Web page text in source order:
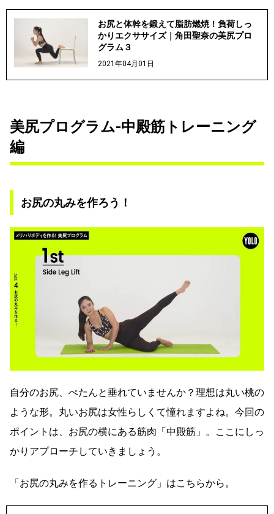
お尻と体幹を鍛えて脂肪燃焼！負荷しっ
かりエクササイズ｜角田聖奈の美尻プロ
グラム３
2021年04月01日
美尻プログラム-中殿筋トレーニング
編
お尻の丸みを作ろう！
自分のお尻、ぺたんと垂れていませんか？理想は丸い桃の
ような形。丸いお尻は女性らしくて憧れますよね。今回の
ポイントは、お尻の横にある筋肉「中殿筋」。ここにしっ
かりアプローチしていきましょう。
「お尻の丸みを作るトレーニング」はこちらから。